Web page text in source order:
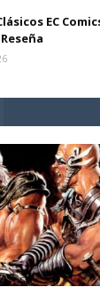
EC